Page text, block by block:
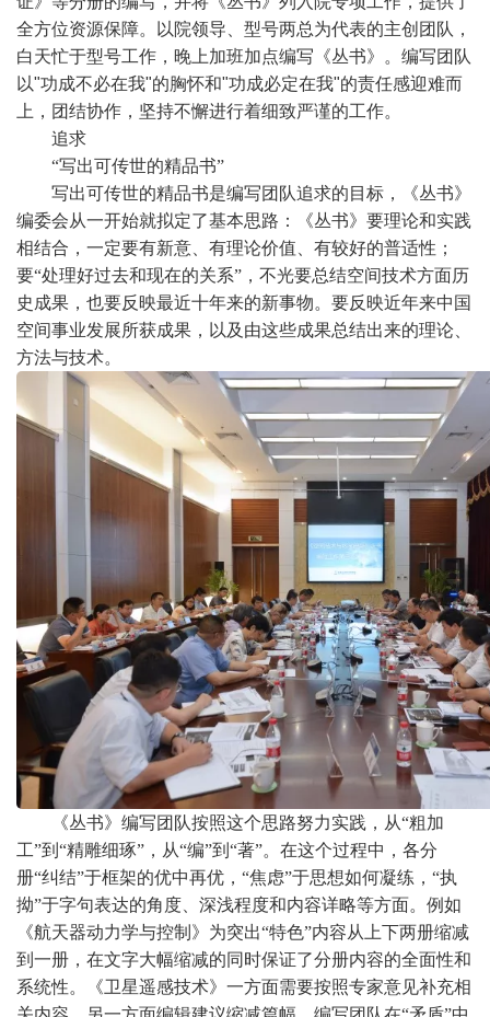
全方位资源保障。以院领导、型号两总为代表的主创团队，
白天忙于型号工作，晚上加班加点编写《丛书》。编写团队
以"功成不必在我"的胸怀和"功成必定在我"的责任感迎难而
上，团结协作，坚持不懈进行着细致严谨的工作。
追求
“写出可传世的精品书”
写出可传世的精品书是编写团队追求的目标，《丛书》
编委会从一开始就拟定了基本思路：《丛书》要理论和实践
相结合，一定要有新意、有理论价值、有较好的普适性；
要“处理好过去和现在的关系”，不光要总结空间技术方面历
史成果，也要反映最近十年来的新事物。要反映近年来中国
空间事业发展所获成果，以及由这些成果总结出来的理论、
方法与技术。
《丛书》编写团队按照这个思路努力实践，从“粗加
工”到“精雕细琢”，从“编”到“著”。在这个过程中，各分
册“纠结”于框架的优中再优，“焦虑”于思想如何凝练，“执
拗”于字句表达的角度、深浅程度和内容详略等方面。例如
《航天器动力学与控制》为突出“特色”内容从上下两册缩减
到一册，在文字大幅缩减的同时保证了分册内容的全面性和
系统性。《卫星遥感技术》一方面需要按照专家意见补充相